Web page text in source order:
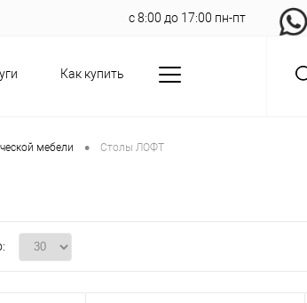
с 8:00 до 17:00 пн-пт
Как купить
мебели • Столы ЛОФТ